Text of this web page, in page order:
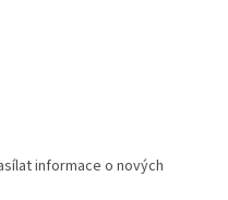
informace o nových